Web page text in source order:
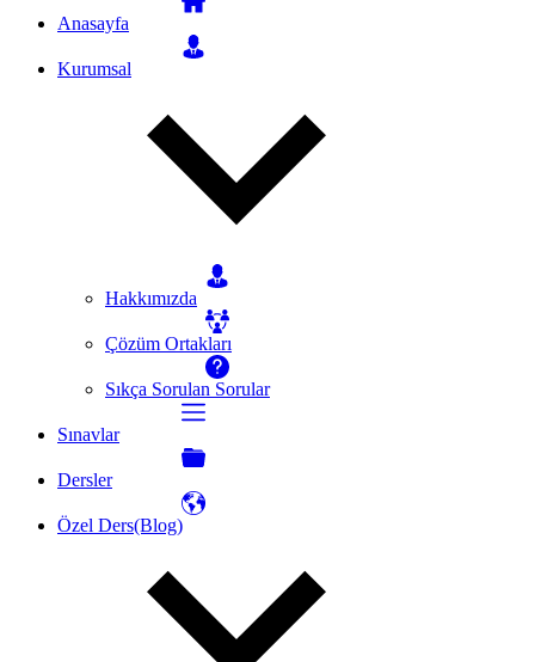
Anasayfa
Kurumsal
Hakkımızda
Çözüm Ortakları
Sıkça Sorulan Sorular
Sınavlar
Dersler
Özel Ders(Blog)